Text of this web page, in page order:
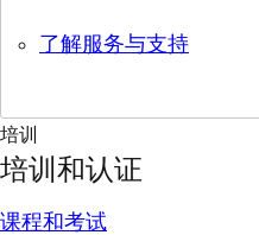
了解服务与支持
培训
培训和认证
课程和考试